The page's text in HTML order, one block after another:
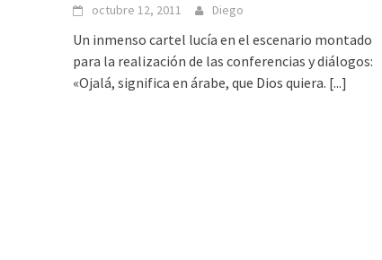
octubre 12, 2011 Diego
Un inmenso cartel lucía en el escenario montado
para la realización de las conferencias y diálogos:
«Ojalá, significa en árabe, que Dios quiera. [...]